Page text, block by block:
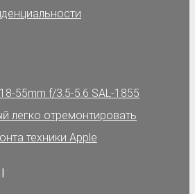
55mm f/3.5-5.6 SAL-1855
легко отремонтировать
техники Apple